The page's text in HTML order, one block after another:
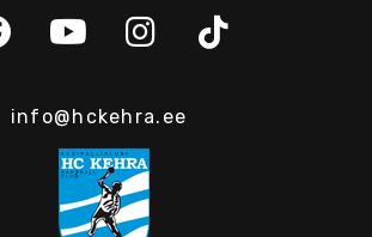
info@hckehra.ee